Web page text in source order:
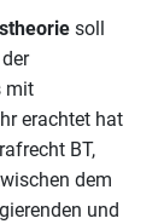
soll
mit
erachtet hat
BT,
dem
und